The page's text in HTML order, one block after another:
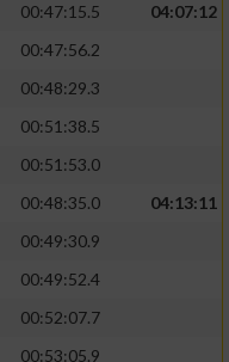
00:47:15.5
04:07:12
00:47:56.2
00:48:29.3
00:51:38.5
00:51:53.0
00:48:35.0
04:13:11
00:49:30.9
00:49:52.4
00:52:07.7
00:53:05.9